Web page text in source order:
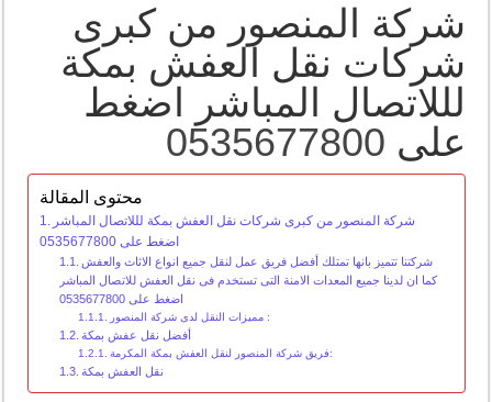
شركة المنصور من كبرى
شركات نقل العفش بمكة
لللاتصال المباشر اضغط
على 0535677800
محتوى المقالة
شركة المنصور من كبرى شركات نقل العفش بمكة لللاتصال المباشر
اضغط على 0535677800
شركتنا تتميز بانها تمتلك أفضل فريق عمل لنقل جميع انواع الاثاث والعفش
كما ان لدينا جميع المعدات الامنة التى تستخدم فى نقل العفش للاتصال المباشر
اضغط على 0535677800
مميزات النقل لدى شركة المنصور :
أفضل نقل عفش بمكة
فريق شركة المنصور لنقل العفش بمكة المكرمة:
نقل العفش بمكة